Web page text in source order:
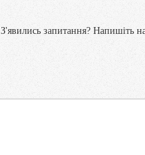
З'явились запитання? Напишіть